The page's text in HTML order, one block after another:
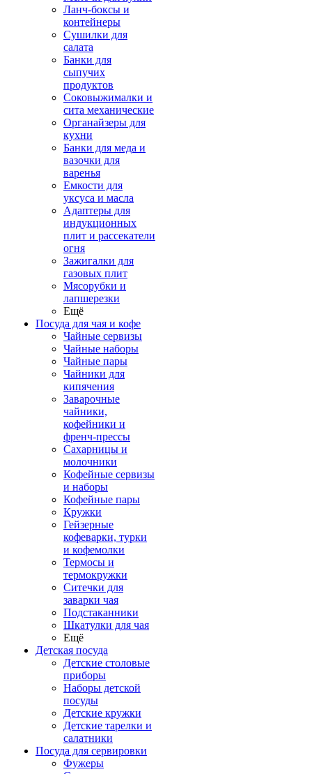
Ланч-боксы и
контейнеры
Сушилки для
салата
Банки для
сыпучих
продуктов
Соковыжималки и
сита механические
Органайзеры для
кухни
Банки для меда и
вазочки для
варенья
Емкости для
уксуса и масла
Адаптеры для
индукционных
плит и рассекатели
огня
Зажигалки для
газовых плит
Мясорубки и
лапшерезки
Ещё
Посуда для чая и кофе
Чайные сервизы
Чайные наборы
Чайные пары
Чайники для
кипячения
Заварочные
чайники,
кофейники и
френч-прессы
Сахарницы и
молочники
Кофейные сервизы
и наборы
Кофейные пары
Кружки
Гейзерные
кофеварки, турки
и кофемолки
Термосы и
термокружки
Ситечки для
заварки чая
Подстаканники
Шкатулки для чая
Ещё
Детская посуда
Детские столовые
приборы
Наборы детской
посуды
Детские кружки
Детские тарелки и
салатники
Посуда для сервировки
Фужеры